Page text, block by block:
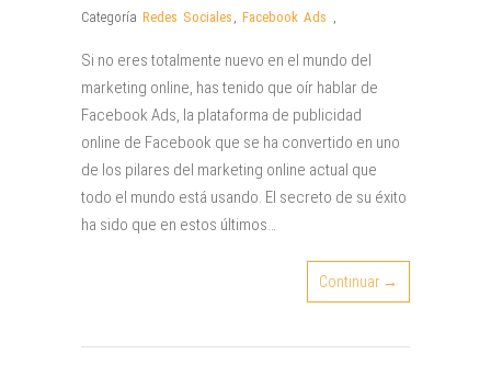
Categoría Redes Sociales , Facebook Ads ,
Si no eres totalmente nuevo en el mundo del
marketing online, has tenido que oír hablar de
Facebook Ads, la plataforma de publicidad
online de Facebook que se ha convertido en uno
de los pilares del marketing online actual que
todo el mundo está usando. El secreto de su éxito
ha sido que en estos últimos…
Continuar →